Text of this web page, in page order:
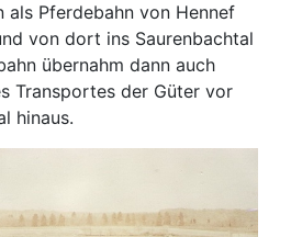
als Pferdebahn von Hennef
von dort ins Saurenbachtal
übernahm dann auch
Transportes der Güter vor
hinaus.